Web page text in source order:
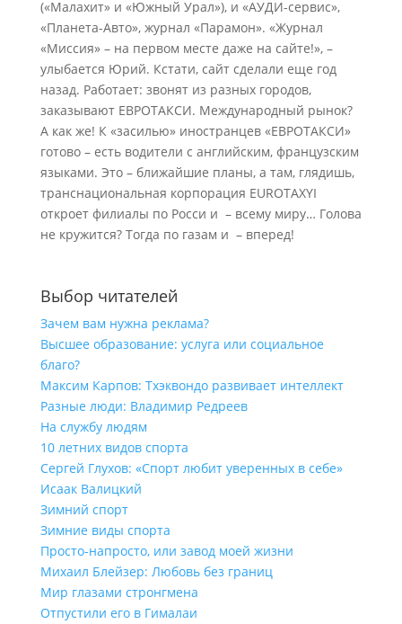
(«Малахит» и «Южный Урал»), и «АУДИ-сервис»,
«Планета-Авто», журнал «Парамон». «Журнал
«Миссия» – на первом месте даже на сайте!», –
улыбается Юрий. Кстати, сайт сделали еще год
назад. Работает: звонят из разных городов,
заказывают ЕВРОТАКСИ. Международный рынок?
А как же! К «засилью» иностранцев «ЕВРОТАКСИ»
готово – есть водители с английским, французским
языками. Это – ближайшие планы, а там, глядишь,
транснациональная корпорация EUROTAXYI
откроет филиалы по Росси и – всему миру… Голова
не кружится? Тогда по газам и – вперед!
Выбор читателей
Зачем вам нужна реклама?
Высшее образование: услуга или социальное
благо?
Максим Карпов: Тхэквондо развивает интеллект
Разные люди: Владимир Редреев
На службу людям
10 летних видов спорта
Сергей Глухов: «Спорт любит уверенных в себе»
Исаак Валицкий
Зимний спорт
Зимние виды спорта
Просто-напросто, или завод моей жизни
Михаил Блейзер: Любовь без границ
Мир глазами стронгмена
Отпустили его в Гималаи